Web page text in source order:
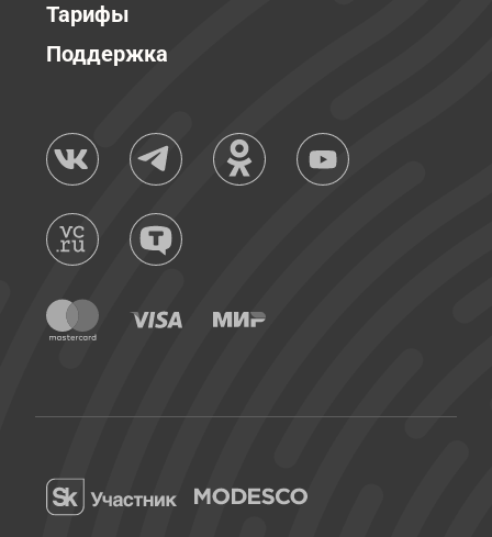
Тарифы
Поддержка